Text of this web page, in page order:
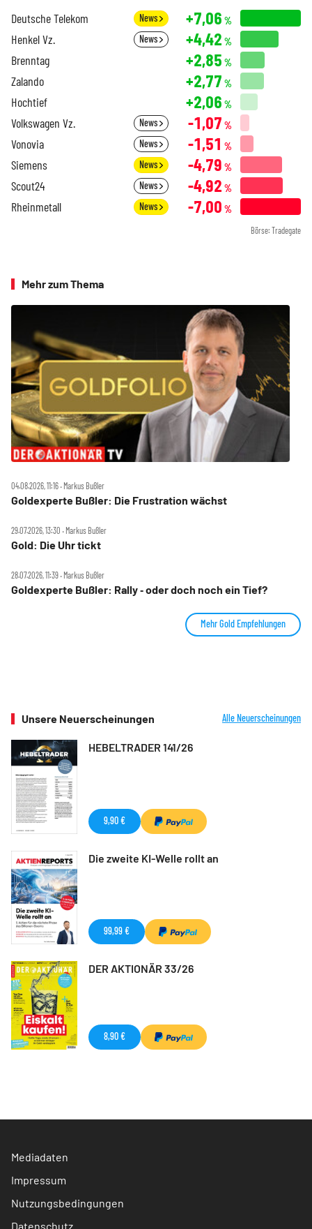
Deutsche Telekom News +7,06 %
Henkel Vz. News +4,42 %
Brenntag +2,85 %
Zalando +2,77 %
Hochtief +2,06 %
Volkswagen Vz. News -1,07 %
Vonovia News -1,51 %
Siemens News -4,79 %
Scout24 News -4,92 %
Rheinmetall News -7,00 %
Börse: Tradegate
Mehr zum Thema
04.08.2026, 11:16 ‧ Markus Bußler
Goldexperte Bußler: Die Frustration wächst
29.07.2026, 13:30 ‧ Markus Bußler
Gold: Die Uhr tickt
28.07.2026, 11:39 ‧ Markus Bußler
Goldexperte Bußler: Rally ‑ oder doch noch ein Tief?
Mehr Gold Empfehlungen
Unsere Neuerscheinungen Alle Neuerscheinungen
HEBELTRADER 141/26
9,90 €
Die zweite KI-Welle rollt an
99,99 €
DER AKTIONÄR 33/26
8,90 €
Mediadaten
Impressum
Nutzungsbedingungen
Datenschutz